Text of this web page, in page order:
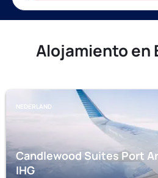
Alojamiento en
NEDERLAND
Candlewood Suites Port
IHG